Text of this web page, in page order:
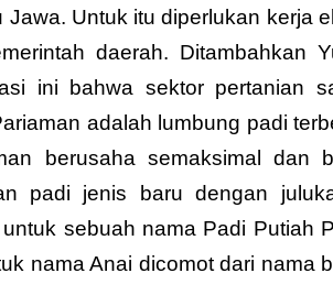
Untuk itu diperlukan kerja
daerah. Ditambahkan
ini bahwa sektor pertanian
adalah lumbung padi
berusaha semaksimal dan
padi jenis baru dengan
sebuah nama Padi Putiah
nama Anai dicomot dari nama